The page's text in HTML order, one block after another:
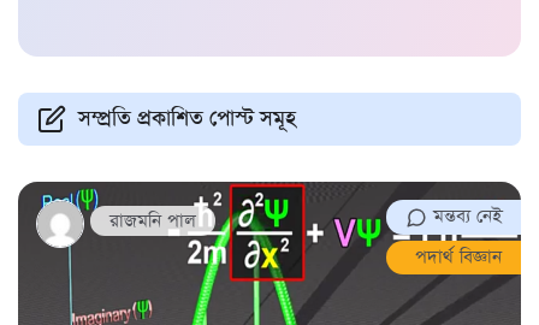
সম্প্রতি প্রকাশিত পোস্ট সমূহ
রাজমনি পাল
মন্তব্য নেই
পদার্থ বিজ্ঞান